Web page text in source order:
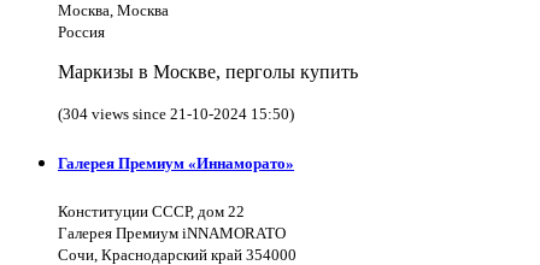
Москва, Москва
Россия
Маркизы в Москве, перголы купить
(304 views since 21-10-2024 15:50)
Галерея Премиум «Иннаморато»
Конституции СССР, дом 22
Галерея Премиум iNNAMORATO
Сочи, Краснодарский край 354000